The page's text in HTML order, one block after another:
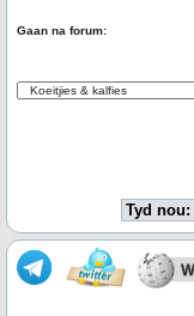
Gaan na forum:
Tyd nou: